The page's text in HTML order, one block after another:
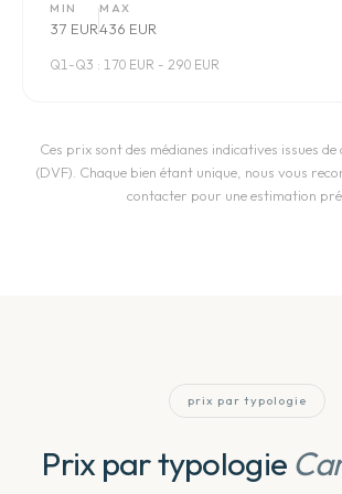
MIN
37 EUR
MAX
436 EUR
Q1-Q3 : 170 EUR - 290 EUR
Ces prix sont des médianes indicatives issues de
(DVF). Chaque bien étant unique, nous vous
contacter pour une estimation
prix par typologie
Prix par typologie